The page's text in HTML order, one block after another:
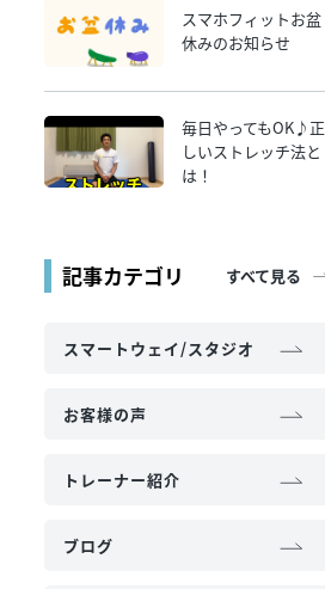
スマホフィットお盆
休みのお知らせ
毎日やってもOK♪正
しいストレッチ法と
は！
記事カテゴリ すべて見る
スマートウェイ/スタジオ
お客様の声
トレーナー紹介
ブログ